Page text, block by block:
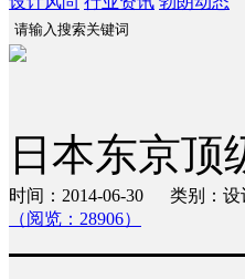
日本东京顶
时间：2014-06-30 类别：
（阅览：28906）